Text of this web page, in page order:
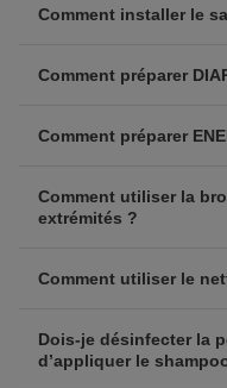
Comment installer le
Comment préparer
Comment préparer
Comment utiliser la
extrémités ?
Comment utiliser le
Dois-je désinfecter la
d’appliquer le